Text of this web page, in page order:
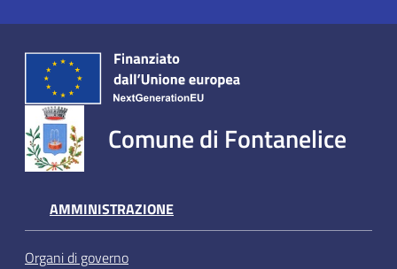
Comune di Fontanelice
AMMINISTRAZIONE
Organi di governo